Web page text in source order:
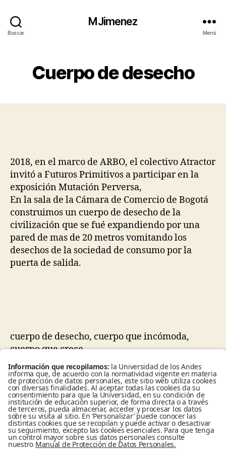
Buscar
MJimenez
Menú
Cuerpo de desecho
2018, en el marco de ARBO, el colectivo Atractor
invitó a Futuros Primitivos a participar en la
exposición Mutación Perversa,
En la sala de la Cámara de Comercio de Bogotá
construimos un cuerpo de desecho de la
civilización que se fué expandiendo por una
pared de mas de 20 metros vomitando los
desechos de la sociedad de consumo por la
puerta de salida.
cuerpo de desecho, cuerpo que incómoda,
cuerpo que crece…
En este proyecto fuimos Sergio Peláéz, Ileana
Vargas, Violeta Benavides, M jimenez